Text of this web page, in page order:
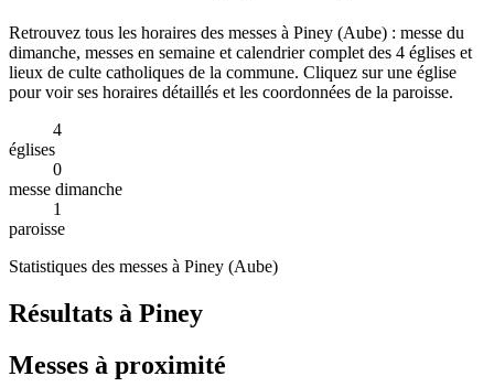
Retrouvez tous les horaires des messes à Piney (Aube) : messe du
dimanche, messes en semaine et calendrier complet des 4 églises et
lieux de culte catholiques de la commune. Cliquez sur une église
pour voir ses horaires détaillés et les coordonnées de la paroisse.
4
églises
0
messe dimanche
1
paroisse
Statistiques des messes à Piney (Aube)
Résultats à Piney
Messes à proximité